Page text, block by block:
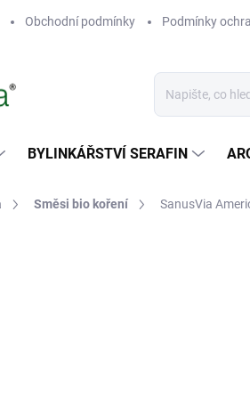
Obchodní podmínky Podmínky
BYLINKÁŘSTVÍ SERAFIN
Směsi bio koření SanusVia